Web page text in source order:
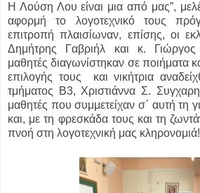
Η Λούση Λου είναι μια από μας”,
αφορμή το λογοτεχνικό τους
επιτροπή πλαισίωναν, επίσης, οι
Δημήτρης Γαβριήλ και κ. Γιώργος
μαθητές διαγωνίστηκαν σε ποιήματα
επιλογής τους και νικήτρια
τμήματος Β3, Χριστιάννα Σ.
μαθητές που συμμετείχαν σ΄ αυτή τη
και, με τη φρεσκάδα τους και τη
πνοή στη λογοτεχνική μας κληρονομιά!